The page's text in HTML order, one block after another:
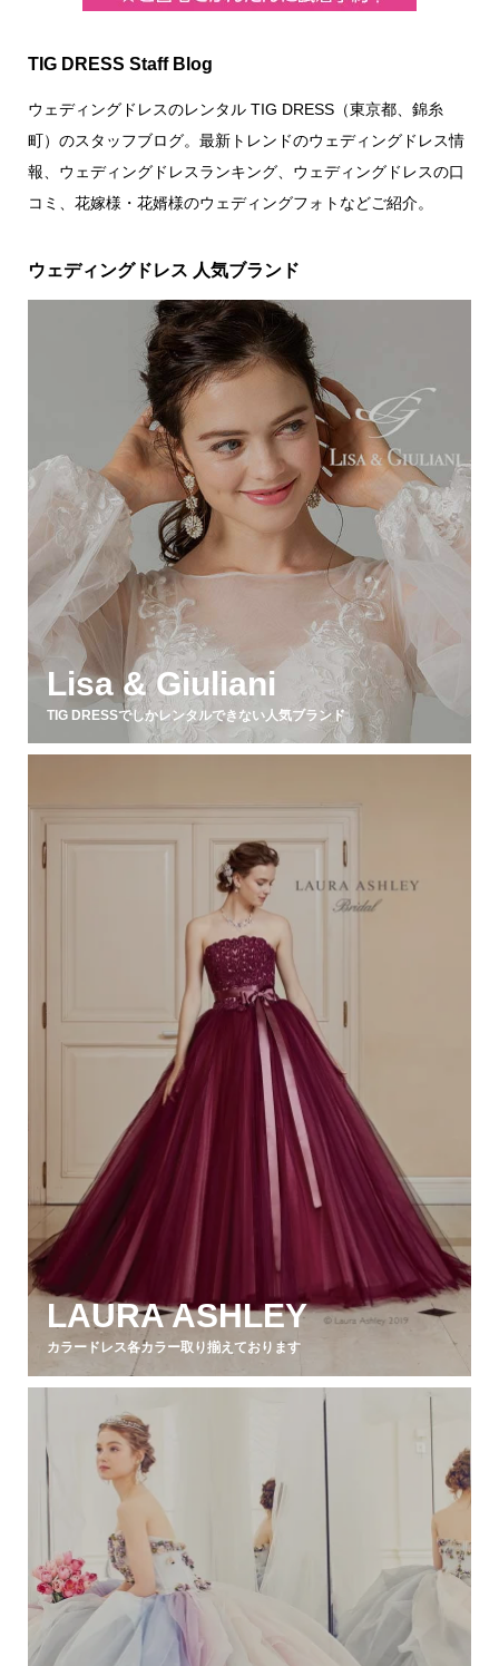
TIG DRESS Staff Blog
ウェディングドレスのレンタル TIG DRESS（東京都、錦糸
町）のスタッフブログ。最新トレンドのウェディングドレス情
報、ウェディングドレスランキング、ウェディングドレスの口
コミ、花嫁様・花婿様のウェディングフォトなどご紹介。
ウェディングドレス 人気ブランド
Lisa & Giuliani
TIG DRESSでしかレンタルできない人気ブランド
LAURA ASHLEY
カラードレス各カラー取り揃えております